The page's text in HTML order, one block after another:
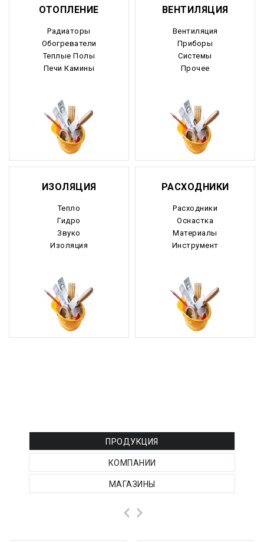
ОТОПЛЕНИЕ
Радиаторы
Обогреватели
Теплые Полы
Печи Камины
ВЕНТИЛЯЦИЯ
Вентиляция
Приборы
Системы
Прочее
ИЗОЛЯЦИЯ
Тепло
Гидро
Звуко
Изоляция
РАСХОДНИКИ
Расходники
Оснастка
Материалы
Инструмент
ПРОДУКЦИЯ
КОМПАНИИ
МАГАЗИНЫ